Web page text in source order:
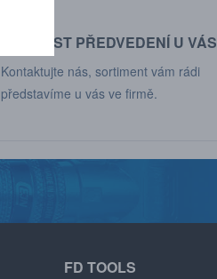
MOŽNOST PŘEDVEDENÍ U VÁS
Kontaktujte nás, sortiment vám rádi
představíme u vás ve firmě.
FD TOOLS